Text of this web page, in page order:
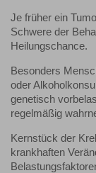
Je früher ein
Schwere der
Heilungschance.
Besonders
oder
genetisch
regelmäßig
Kernstück der
krankhaften